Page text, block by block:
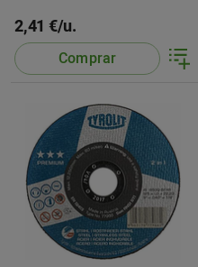
2,41 €/u.
Comprar